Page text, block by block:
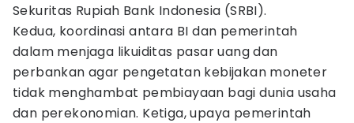
Sekuritas Rupiah Bank Indonesia (SRBI).
Kedua, koordinasi antara BI dan pemerintah
dalam menjaga likuiditas pasar uang dan
perbankan agar pengetatan kebijakan moneter
tidak menghambat pembiayaan bagi dunia usaha
dan perekonomian. Ketiga, upaya pemerintah